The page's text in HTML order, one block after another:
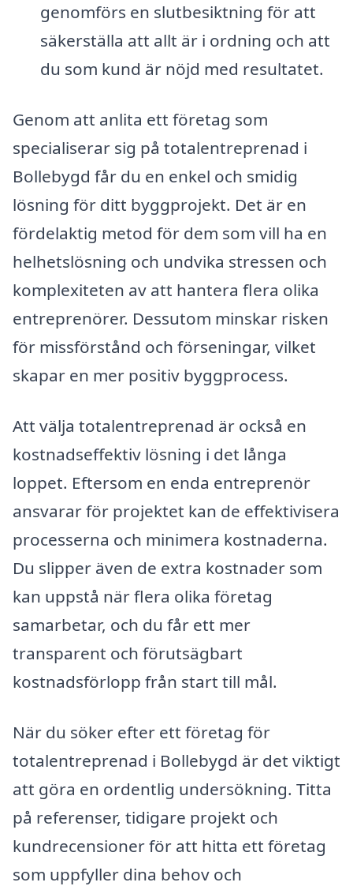
genomförs en slutbesiktning för att
säkerställa att allt är i ordning och att
du som kund är nöjd med resultatet.
Genom att anlita ett företag som
specialiserar sig på totalentreprenad i
Bollebygd får du en enkel och smidig
lösning för ditt byggprojekt. Det är en
fördelaktig metod för dem som vill ha en
helhetslösning och undvika stressen och
komplexiteten av att hantera flera olika
entreprenörer. Dessutom minskar risken
för missförstånd och förseningar, vilket
skapar en mer positiv byggprocess.
Att välja totalentreprenad är också en
kostnadseffektiv lösning i det långa
loppet. Eftersom en enda entreprenör
ansvarar för projektet kan de effektivisera
processerna och minimera kostnaderna.
Du slipper även de extra kostnader som
kan uppstå när flera olika företag
samarbetar, och du får ett mer
transparent och förutsägbart
kostnadsförlopp från start till mål.
När du söker efter ett företag för
totalentreprenad i Bollebygd är det viktigt
att göra en ordentlig undersökning. Titta
på referenser, tidigare projekt och
kundrecensioner för att hitta ett företag
som uppfyller dina behov och